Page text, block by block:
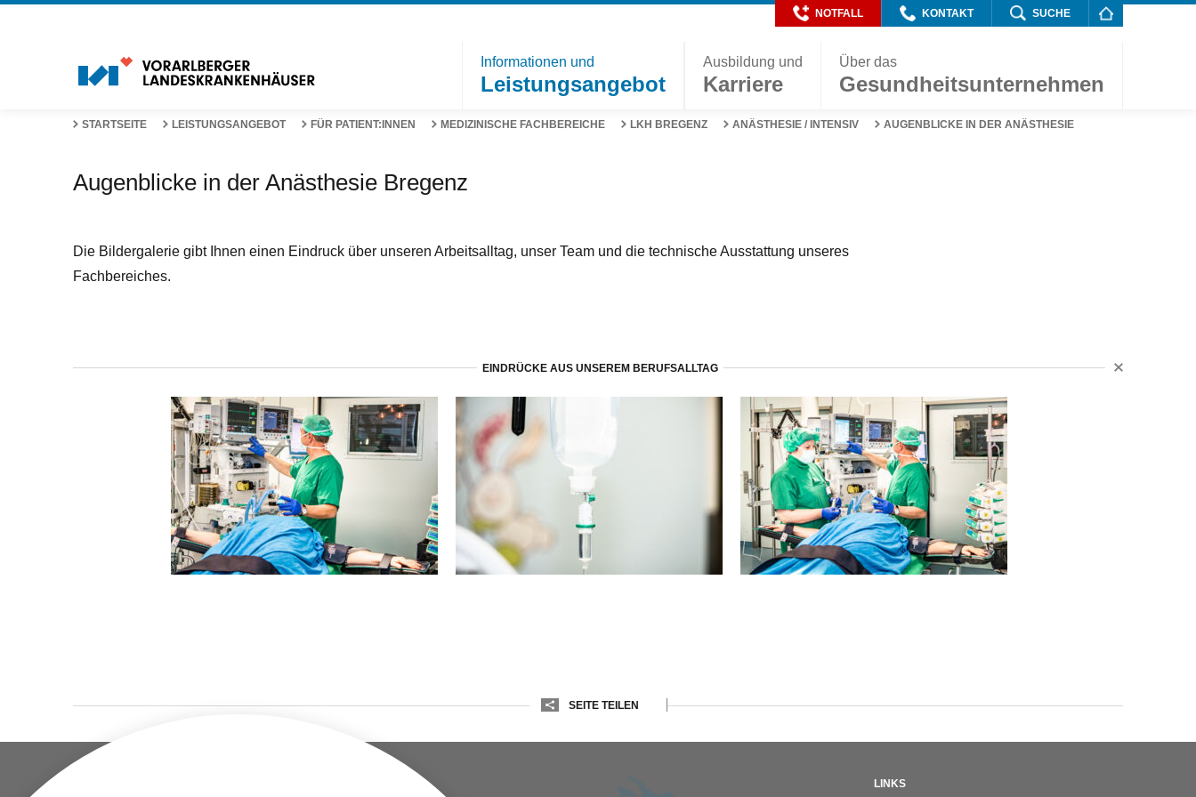
NOTFALL KONTAKT SUCHE
Informationen und
Leistungsangebot
Ausbildung und
Karriere
Über das
Gesundheitsunternehmen
STARTSEITE LEISTUNGSANGEBOT FÜR PATIENT:INNEN MEDIZINISCHE FACHBEREICHE LKH BREGENZ ANÄSTHESIE / INTENSIV AUGENBLICKE IN DER ANÄSTHESIE
Augenblicke in der Anästhesie Bregenz
Die Bildergalerie gibt Ihnen einen Eindruck über unseren Arbeitsalltag, unser Team und die technische Ausstattung unseres
Fachbereiches.
EINDRÜCKE AUS UNSEREM BERUFSALLTAG
SEITE TEILEN
LINKS